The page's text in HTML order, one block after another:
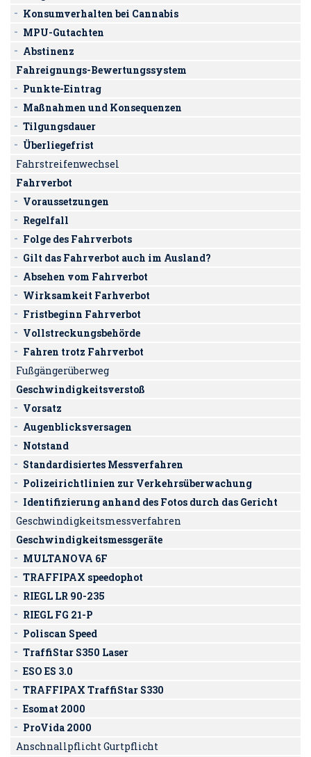
Konsumverhalten bei Cannabis
MPU-Gutachten
Abstinenz
Fahreignungs-Bewertungssystem
Punkte-Eintrag
Maßnahmen und Konsequenzen
Tilgungsdauer
Überliegefrist
Fahrstreifenwechsel
Fahrverbot
Voraussetzungen
Regelfall
Folge des Fahrverbots
Gilt das Fahrverbot auch im Ausland?
Absehen vom Fahrverbot
Wirksamkeit Farhverbot
Fristbeginn Fahrverbot
Vollstreckungsbehörde
Fahren trotz Fahrverbot
Fußgängerüberweg
Geschwindigkeitsverstoß
Vorsatz
Augenblicksversagen
Notstand
Standardisiertes Messverfahren
Polizeirichtlinien zur Verkehrsüberwachung
Identifizierung anhand des Fotos durch das Gericht
Geschwindigkeitsmessverfahren
Geschwindigkeitsmessgeräte
MULTANOVA 6F
TRAFFIPAX speedophot
RIEGL LR 90-235
RIEGL FG 21-P
Poliscan Speed
TraffiStar S350 Laser
ESO ES 3.0
TRAFFIPAX TraffiStar S330
Esomat 2000
ProVida 2000
Anschnallpflicht Gurtpflicht